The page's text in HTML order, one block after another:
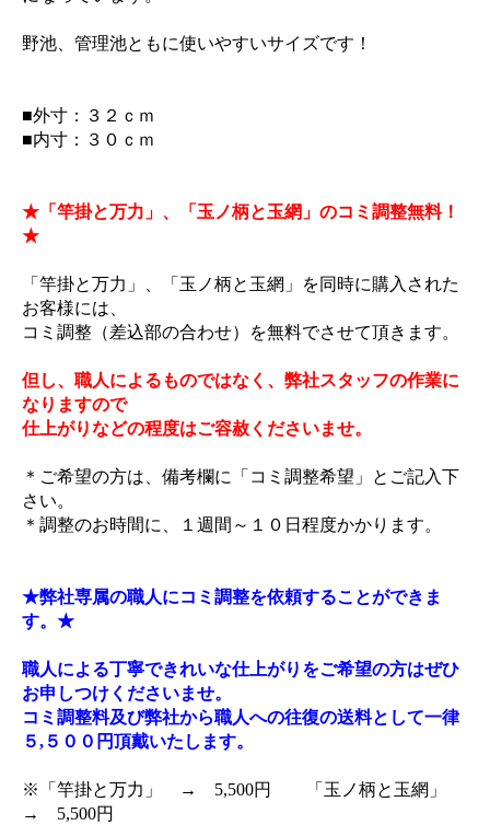
野池、管理池ともに使いやすいサイズです！
■外寸：３２ｃｍ
■内寸：３０ｃｍ
★「竿掛と万力」、「玉ノ柄と玉網」のコミ調整無料！
★
「竿掛と万力」、「玉ノ柄と玉網」を同時に購入された
お客様には、
コミ調整（差込部の合わせ）を無料でさせて頂きます。
但し、職人によるものではなく、弊社スタッフの作業に
なりますので
仕上がりなどの程度はご容赦くださいませ。
＊ご希望の方は、備考欄に「コミ調整希望」とご記入下
さい。
＊調整のお時間に、１週間～１０日程度かかります。
★弊社専属の職人にコミ調整を依頼することができま
す。★
職人による丁寧できれいな仕上がりをご希望の方はぜひ
お申しつけくださいませ。
コミ調整料及び弊社から職人への往復の送料として一律
５,５００円頂戴いたします。
※「竿掛と万力」 → 5,500円 「玉ノ柄と玉網」
→ 5,500円